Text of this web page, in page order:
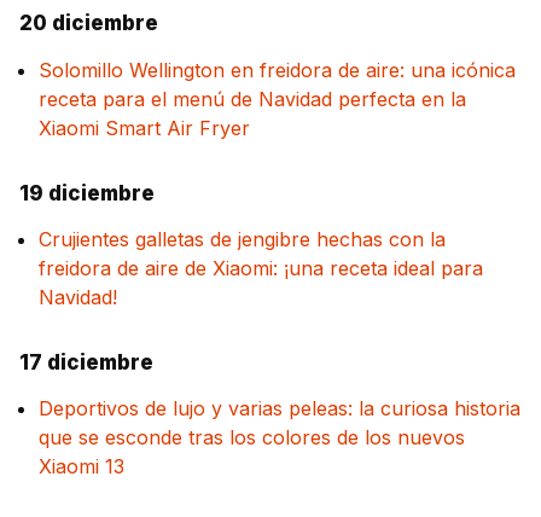
20 diciembre
Solomillo Wellington en freidora de aire: una icónica
receta para el menú de Navidad perfecta en la
Xiaomi Smart Air Fryer
19 diciembre
Crujientes galletas de jengibre hechas con la
freidora de aire de Xiaomi: ¡una receta ideal para
Navidad!
17 diciembre
Deportivos de lujo y varias peleas: la curiosa historia
que se esconde tras los colores de los nuevos
Xiaomi 13